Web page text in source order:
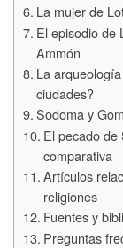
La mujer de
El episodio de
Ammón
La
ciudades?
Sodoma y
El pecado de
comparativa
Artículos
religiones
Fuentes y
Preguntas